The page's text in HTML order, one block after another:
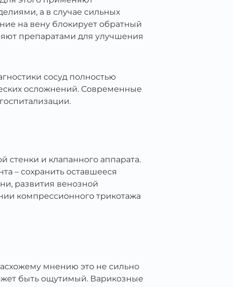
а в случае сильных
на вену блокирует обратный
препаратами для улучшения
сосуд полностью
осложнений. Современные
стенки и клапанного аппарата.
– сохранить оставшееся
развития венозной
компрессионного трикотажа
мнению это не сильно
быть ощутимый. Варикозные